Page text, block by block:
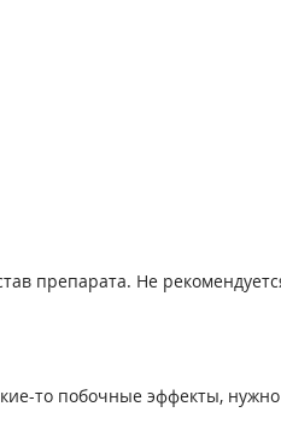
препарата. Не
то побочные эффекты, нужно